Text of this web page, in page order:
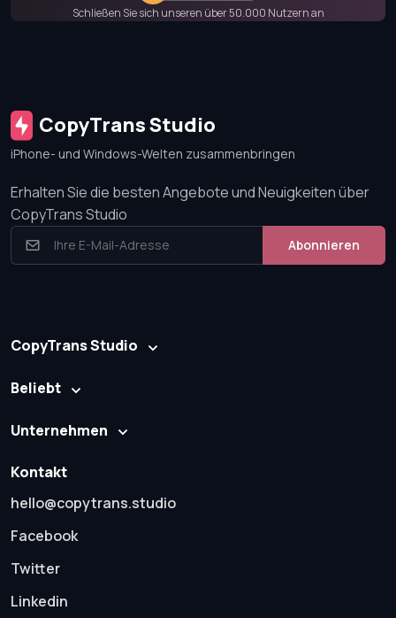
Schließen Sie sich unseren über 50.000 Nutzern an
CopyTrans Studio
iPhone- und Windows-Welten zusammenbringen
Erhalten Sie die besten Angebote und Neuigkeiten über
CopyTrans Studio
Abonnieren
CopyTrans Studio
Beliebt
Unternehmen
Kontakt
hello@copytrans.studio
Facebook
Twitter
Linkedin